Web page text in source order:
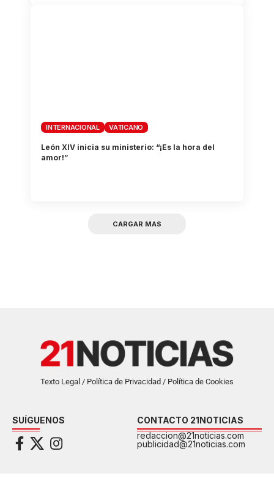
INTERNACIONAL VATICANO
León XIV inicia su ministerio: “¡Es la hora del
amor!”
CARGAR MAS
Texto Legal / Política de Privacidad / Política de Cookies
SUÍGUENOS
CONTACTO 21NOTICIAS
redaccion@21noticias.com
publicidad@21noticias.com